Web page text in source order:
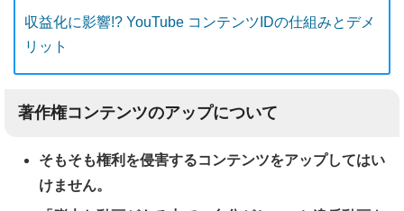
収益化に影響!? YouTube コンテンツIDの仕組みとデメ
リット
著作権コンテンツのアップについて
そもそも権利を侵害するコンテンツをアップしてはい
けません。